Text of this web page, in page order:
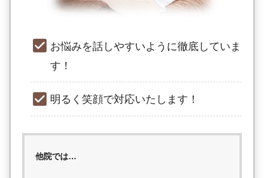
お悩みを話しやすいように徹底していま
す！
明るく笑顔で対応いたします！
他院では…